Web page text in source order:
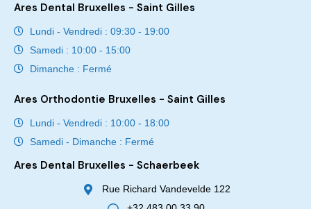
Ares Dental Bruxelles - Saint Gilles
Lundi - Vendredi : 09:30 - 19:00
Samedi : 10:00 - 15:00
Dimanche : Fermé
Ares Orthodontie Bruxelles - Saint Gilles
Lundi - Vendredi : 10:00 - 18:00
Samedi - Dimanche : Fermé
Ares Dental Bruxelles - Schaerbeek
Rue Richard Vandevelde 122